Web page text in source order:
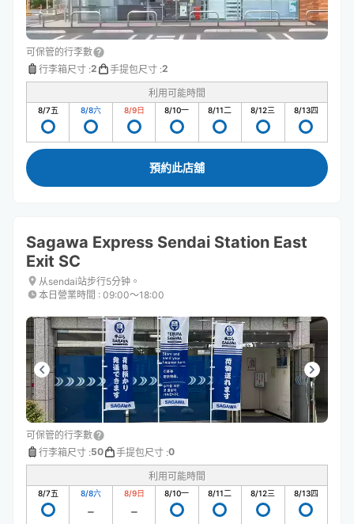
可保管的行李數
行李箱尺寸 :2 手提包尺寸 :2
利用可能時間
8/7五 8/8六 8/9日 8/10一 8/11二 8/12三 8/13四
預約此店舖
Sagawa Express Sendai Station East
Exit SC
从sendai站步行5分钟。
本日營業時間 : 09:00〜18:00
可保管的行李數
行李箱尺寸 :50 手提包尺寸 :0
利用可能時間
8/7五 8/8六 8/9日 8/10一 8/11二 8/12三 8/13四